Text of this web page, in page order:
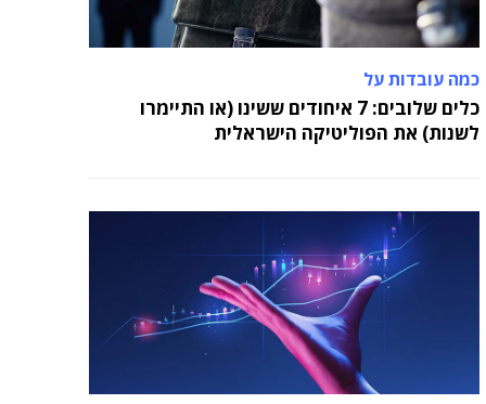
כמה עובדות על
כלים שלובים: 7 איחודים ששינו (או התיימרו
לשנות) את הפוליטיקה הישראלית